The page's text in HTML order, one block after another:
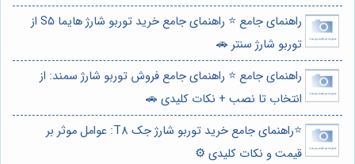
راهنمای جامع ⭐️ راهنمای جامع خرید توربو شارژ هایما S5 از
توربو شارژ سنتر 🚗
راهنمای جامع ⭐️ راهنمای جامع فروش توربو شارژ سمند: از
انتخاب تا نصب + نکات کلیدی 🚗
⭐️راهنمای جامع خرید توربو شارژ جک T8: عوامل موثر بر
قیمت و نکات کلیدی ⚙️